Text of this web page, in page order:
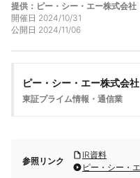
提供：ピー・シー・エー株式会社
開催日 2024/10/31
公開日 2024/11/06
ピー・シー・エー株式会社
東証プライム情報・通信業
参照リンク
IR資料